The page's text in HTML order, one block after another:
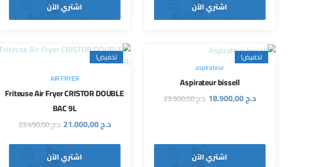
اشتري الآن اشتري الآن
تخفيض!
aspirateur
Aspirateur bissell
د.ج18.900,00 د.ج23.500,00
اشتري الآن
تخفيض!
AIR FRYER
Friteuse Air Fryer CRISTOR DOUBLE
BAC 9L
د.ج21.000,00 د.ج23.450,00
اشتري الآن